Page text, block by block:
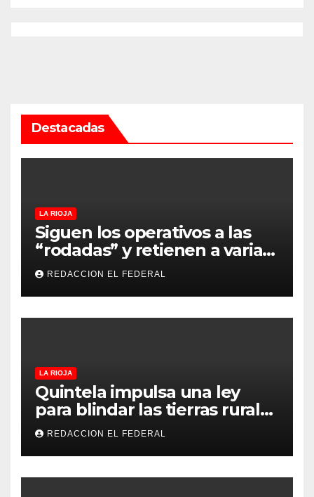
Destacadas
LA RIOJA
Siguen los operativos a las
“rodadas” y retienen a varias
motocicletas
REDACCION EL FEDERAL
LA RIOJA
Quintela impulsa una ley
para blindar las tierras rurales
de La Rioja: cuáles son los
principales puntos
REDACCION EL FEDERAL